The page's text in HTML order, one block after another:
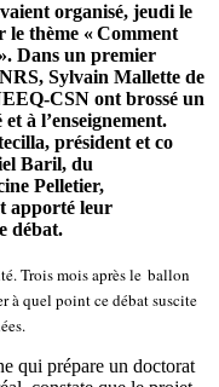
organisé, jeudi le
le thème « Comment
Dans un premier
Sylvain Mallette de
CSN ont brossé un
à l’enseignement.
président et co
Baril, du
Pelletier,
apporté leur
débat.
Trois mois après le ballon
à quel point ce débat suscite
qui prépare un doctorat